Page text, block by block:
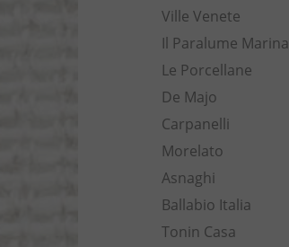
Ville Venete
Il Paralume Marina
Le Porcellane
De Majo
Carpanelli
Morelato
Asnaghi
Ballabio Italia
Tonin Casa